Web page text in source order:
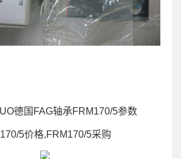
德国FAG轴承FRM170/5参数
5价格,FRM170/5采购